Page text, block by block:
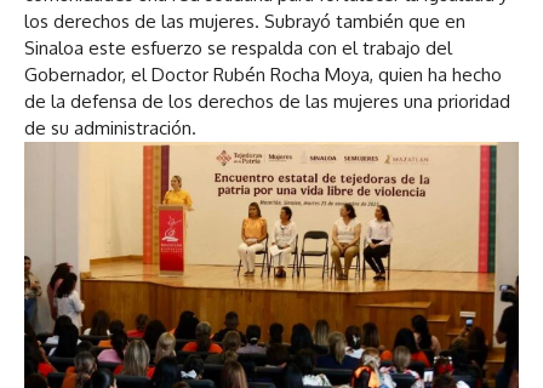
los derechos de las mujeres. Subrayó también que en
Sinaloa este esfuerzo se respalda con el trabajo del
Gobernador, el Doctor Rubén Rocha Moya, quien ha hecho
de la defensa de los derechos de las mujeres una prioridad
de su administración.